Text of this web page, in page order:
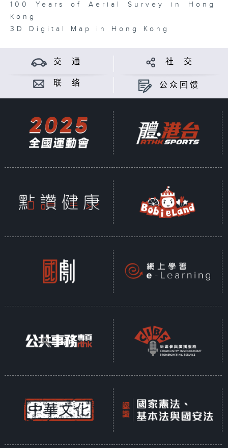
100 Years of Aerial Survey in Hong
Kong
3D Digital Map in Hong Kong
交 通 社 交
联 络 公众回馈